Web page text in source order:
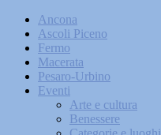
Ancona
Ascoli Piceno
Fermo
Macerata
Pesaro-Urbino
Eventi
Arte e cultura
Benessere